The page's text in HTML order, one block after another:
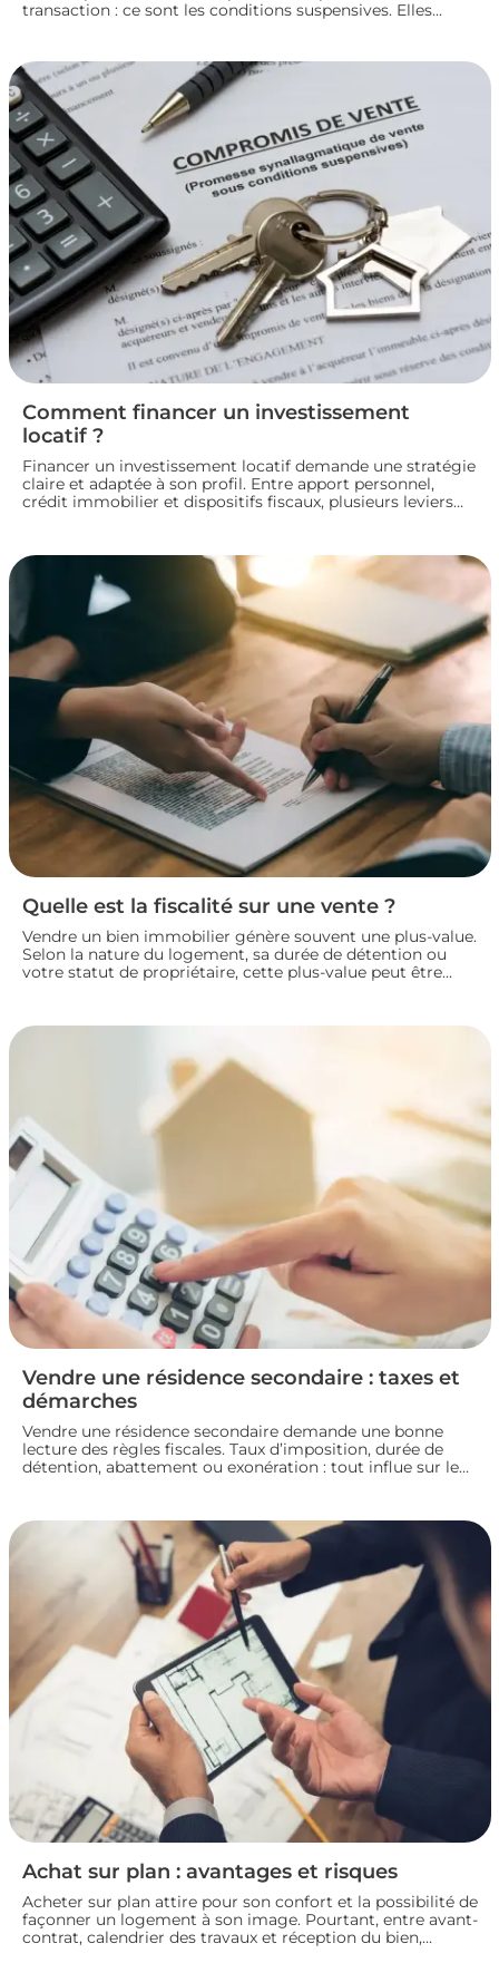
transaction : ce sont les conditions suspensives. Elles
parties jusqu’à la réalisation du projet immobilier. Nous
faisons le point sur leur fonctionnement et leur rôle dans
le bon déroulement d’une transaction immobilière.
Comment financer un investissement
locatif ?
Financer un investissement locatif demande une stratégie
claire et adaptée à son profil. Entre apport personnel,
crédit immobilier et dispositifs fiscaux, plusieurs leviers
solutions pour construire un plan de financement solide
et lancer son investissement locatif dans de bonnes
conditions.
Quelle est la fiscalité sur une vente ?
Vendre un bien immobilier génère souvent une plus-value.
Selon la nature du logement, sa durée de détention ou
votre statut de propriétaire, cette plus-value peut être
exonérations et démarches à connaître avant de signer
Vendre une résidence secondaire : taxes et
démarches
Vendre une résidence secondaire demande une bonne
lecture des règles fiscales. Taux d’imposition, durée de
détention, abattement ou exonération : tout influe sur le
les meilleures conditions. Zoom sur les démarches et les
taxes à connaître avant de se lancer.
Achat sur plan : avantages et risques
Acheter sur plan attire pour son confort et la possibilité de
façonner un logement à son image. Pourtant, entre avant-
contrat, calendrier des travaux et réception du bien,